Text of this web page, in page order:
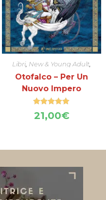
Libri New & Young Adult
Otofalco – Per Un
Nuovo Impero
21,00€
Valutato5.00
su 5